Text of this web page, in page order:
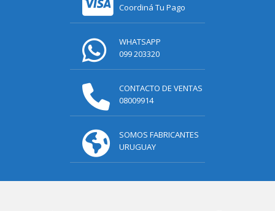
Coordiná Tu Pago
WHATSAPP
099 203320
CONTACTO DE VENTAS
08009914
SOMOS FABRICANTES
URUGUAY